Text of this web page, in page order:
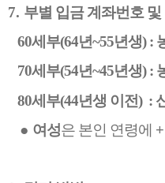
7. 부별 입금 계좌번호 및
60세부(64년~55년생) :
70세부(54년~45년생) :
80세부(44년생 이전) :
● 여성은 본인 연령에